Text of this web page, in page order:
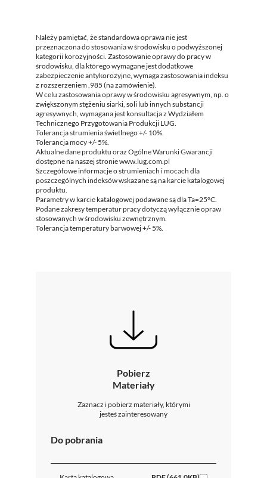
Należy pamiętać, że standardowa oprawa nie jest
przeznaczona do stosowania w środowisku o podwyższonej
kategorii korozyjności. Zastosowanie oprawy do pracy w
środowisku, dla którego wymagane jest dodatkowe
zabezpieczenie antykorozyjne, wymaga zastosowania indeksu
z rozszerzeniem .985 (na zamówienie).
W celu zastosowania oprawy w środowisku agresywnym, np. o
zwiększonym stężeniu siarki, soli lub innych substancji
agresywnych, wymagana jest konsultacja z Wydziałem
Technicznego Przygotowania Produkcji LUG.
Tolerancja strumienia świetlnego +/- 10%.
Tolerancja mocy +/- 5%.
Aktualne dane produktu oraz Ogólne Warunki Gwarancji
dostępne na naszej stronie www.lug.com.pl
Szczegółowe informacje o strumieniach i mocach dla
poszczególnych indeksów wskazane są na karcie katalogowej
produktu.
Parametry w karcie katalogowej podawane są dla Ta=25°C.
Podane zakresy temperatur pracy dotyczą wyłącznie opraw
stosowanych w środowisku zewnętrznym.
Tolerancja temperatury barwowej +/- 5%.
Pobierz
Materiały
Zaznacz i pobierz materiały, którymi
jesteś zainteresowany
Do pobrania